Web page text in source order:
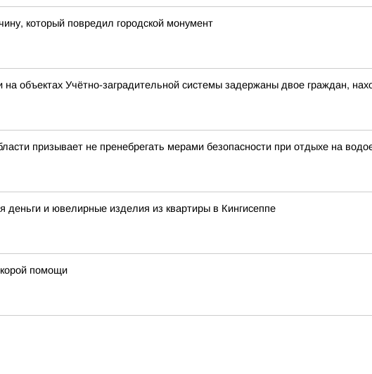
который повредил городской монумент
объектах Учётно-заградительной системы задержаны двое граждан,
призывает не пренебрегать мерами безопасности при отдыхе на
и ювелирные изделия из квартиры в Кингисеппе
помощи